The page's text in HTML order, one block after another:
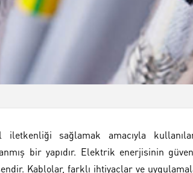
iletkenliği sağlamak amacıyla
bir yapıdır. Elektrik enerjisinin
Kablolar, farklı ihtiyaçlar ve